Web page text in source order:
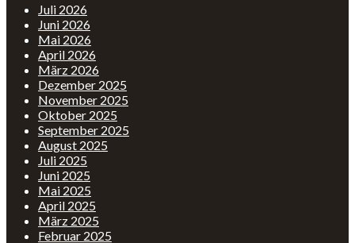
Juli 2026
Juni 2026
Mai 2026
April 2026
März 2026
Dezember 2025
November 2025
Oktober 2025
September 2025
August 2025
Juli 2025
Juni 2025
Mai 2025
April 2025
März 2025
Februar 2025